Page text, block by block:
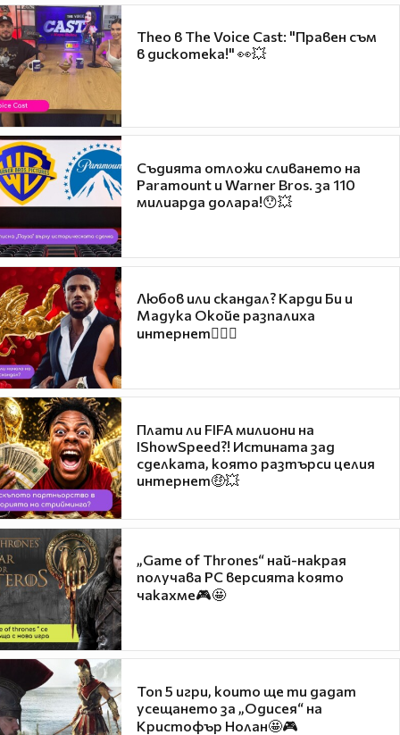
Theo в The Voice Cast: "Правен съм
в дискотека!" 👀💥
Съдията отложи сливането на
Paramount и Warner Bros. за 110
милиарда долара!😯💥
Любов или скандал? Карди Би и
Мадука Окойе разпалиха
интернет❤️‍🔥🔥
Плати ли FIFA милиони на
IShowSpeed?! Истината зад
сделката, която разтърси целия
интернет🤑💥
„Game of Thrones“ най-накрая
получава PC версията която
чакахме🎮🤩
Топ 5 игри, които ще ти дадат
усещането за „Одисея“ на
Кристофър Нолан🤩🎮